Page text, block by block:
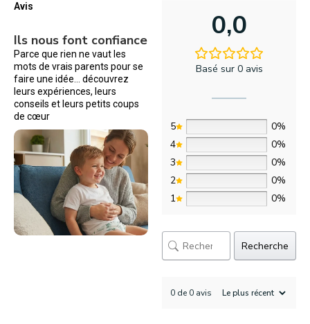
Avis
Ils nous font confiance
Parce que rien ne vaut les
mots de vrais parents pour se
faire une idée… découvrez
leurs expériences, leurs
conseils et leurs petits coups
de cœur
0,0
Basé sur 0 avis
5
0%
4
0%
3
0%
2
0%
1
0%
Recherche
0 de 0 avis